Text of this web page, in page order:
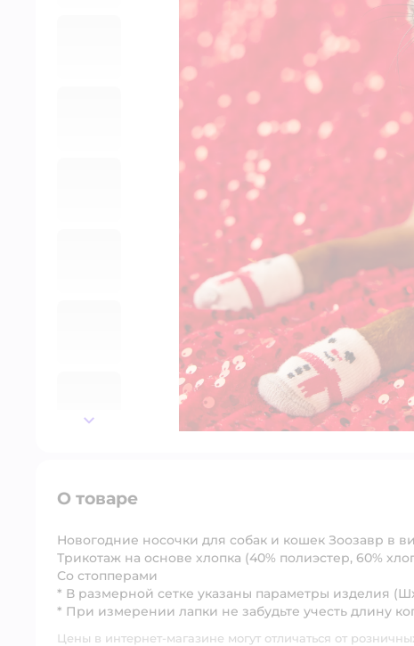
далее
О товаре
Новогодние носочки для собак и кошек Зоозавр в
Трикотаж на основе хлопка (40% полиэстер, 60%
Со стопперами
* В размерной сетке указаны параметры изделия
* При измерении лапки не забудьте учесть длину
Цены в интернет-магазине могут отличаться от